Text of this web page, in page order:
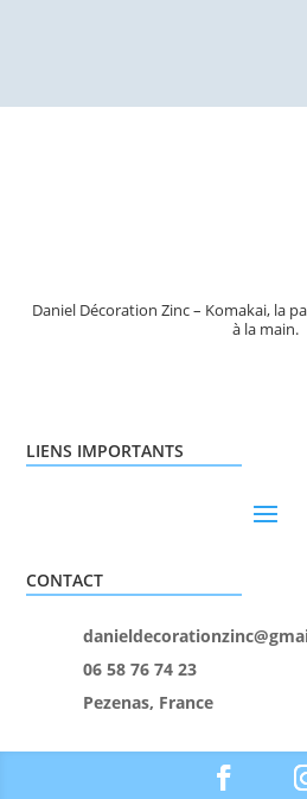
Daniel Décoration Zinc – Komakai, la
à la main.
LIENS IMPORTANTS
CONTACT
06 58 76 74 23
Pezenas, France